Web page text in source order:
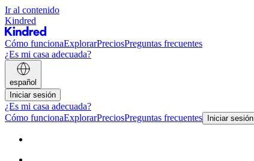
Ir al contenido
Kindred
Cómo funcionaExplorarPreciosPreguntas frecuentes
¿Es mi casa adecuada?
español
Iniciar sesión
¿Es mi casa adecuada?
Cómo funcionaExplorarPreciosPreguntas frecuentes Iniciar sesión